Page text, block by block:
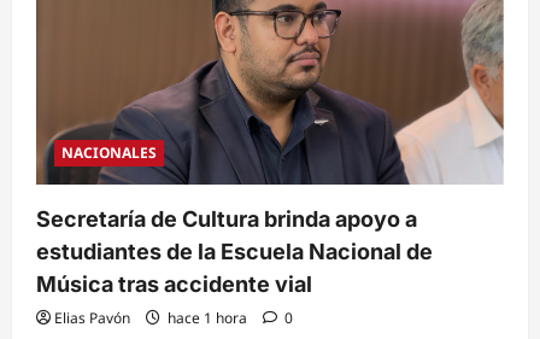
NACIONALES
Secretaría de Cultura brinda apoyo a
estudiantes de la Escuela Nacional de
Música tras accidente vial
Elias Pavón hace 1 hora 0